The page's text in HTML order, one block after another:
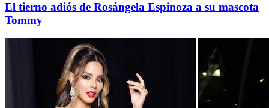
El tierno adiós de Rosángela Espinoza a su mascota
Tommy